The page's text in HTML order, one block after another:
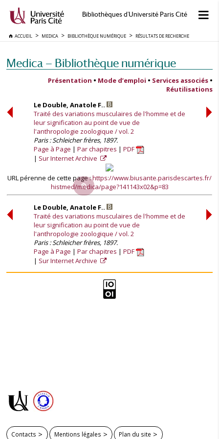
Bibliothèques d'Université Paris Cité
ACCUEIL MEDICA BIBLIOTHÈQUE NUMÉRIQUE RÉSULTATS DE RECHERCHE
Medica — Bibliothèque numérique
Présentation • Mode d’emploi • Services associés •
Réutilisations
Le Double, Anatole F..
Traité des variations musculaires de l'homme et de
leur signification au point de vue de
l'anthropologie zoologique / vol. 2
Paris : Schleicher frères, 1897.
Page à Page
Par chapitres
PDF
Sur Internet Archive
URL pérenne de cette page :https://www.biusante.parisdescartes.fr/
histmed/medica/page?141143x02&p=83
Le Double, Anatole F..
Traité des variations musculaires de l'homme et de
leur signification au point de vue de
l'anthropologie zoologique / vol. 2
Paris : Schleicher frères, 1897.
Page à Page
Par chapitres
PDF
Sur Internet Archive
Contacts Mentions légales Plan du site